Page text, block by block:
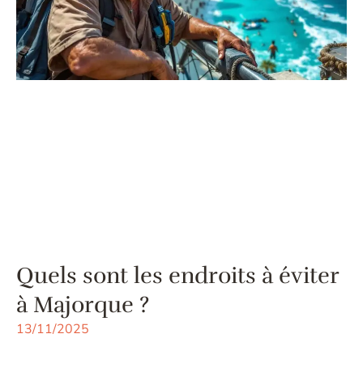
Quels sont les endroits à éviter
à Majorque ?
13/11/2025